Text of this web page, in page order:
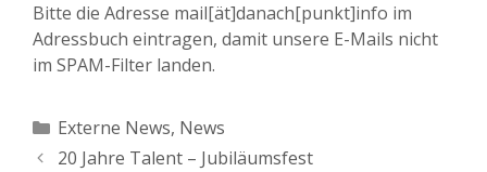
Bitte die Adresse mail[ät]danach[punkt]info im
Adressbuch eintragen, damit unsere E-Mails nicht
im SPAM-Filter landen.
Kategorien
Externe News, News
20 Jahre Talent – Jubiläumsfest